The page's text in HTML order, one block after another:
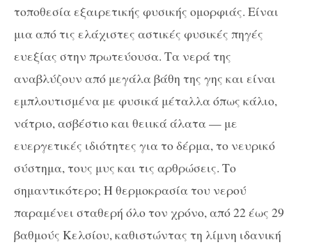
τοποθεσία εξαιρετικής φυσικής ομορφιάς. Είναι
μια από τις ελάχιστες αστικές φυσικές πηγές
ευεξίας στην πρωτεύουσα. Τα νερά της
αναβλύζουν από μεγάλα βάθη της γης και είναι
εμπλουτισμένα με φυσικά μέταλλα όπως κάλιο,
νάτριο, ασβέστιο και θειικά άλατα — με
ευεργετικές ιδιότητες για το δέρμα, το νευρικό
σύστημα, τους μυς και τις αρθρώσεις. Το
σημαντικότερο; Η θερμοκρασία του νερού
παραμένει σταθερή όλο τον χρόνο, από 22 έως 29
βαθμούς Κελσίου, καθιστώντας τη λίμνη ιδανική